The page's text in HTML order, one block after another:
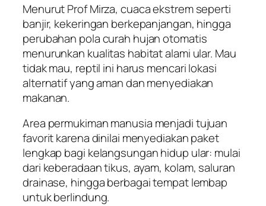
Menurut Prof Mirza, cuaca ekstrem seperti
banjir, kekeringan berkepanjangan, hingga
perubahan pola curah hujan otomatis
menurunkan kualitas habitat alami ular. Mau
tidak mau, reptil ini harus mencari lokasi
alternatif yang aman dan menyediakan
makanan.
Area permukiman manusia menjadi tujuan
favorit karena dinilai menyediakan paket
lengkap bagi kelangsungan hidup ular: mulai
dari keberadaan tikus, ayam, kolam, saluran
drainase, hingga berbagai tempat lembap
untuk berlindung.